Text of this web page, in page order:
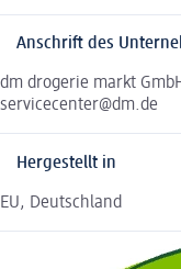
Anschrift des
dm drogerie markt
servicecenter@dm.de
Hergestellt in
EU, Deutschland